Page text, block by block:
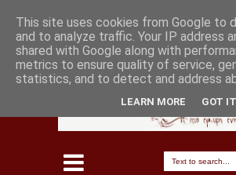
This site uses cookies from Google to
and to analyze traffic. Your IP address
shared with Google along with
metrics to ensure quality of service,
statistics, and to detect and address
LEARN MORE GOT IT